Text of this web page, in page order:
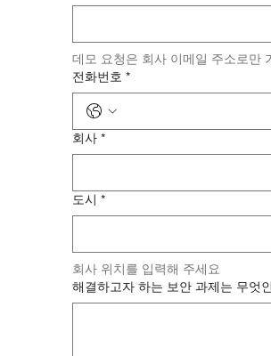
데모 요청은 회사 이메일 주소로만
전화번호 *
회사 *
도시 *
회사 위치를 입력해 주세요
해결하고자 하는 보안 과제는 무엇